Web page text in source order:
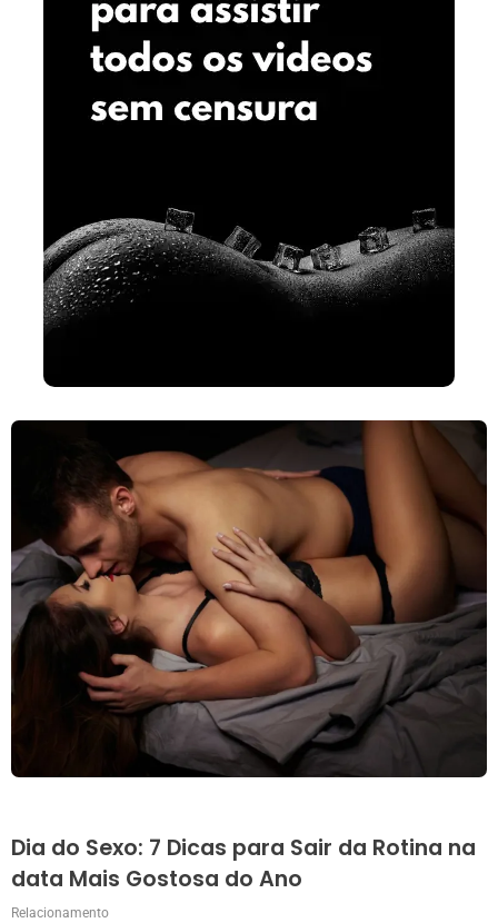
Dia do Sexo: 7 Dicas para Sair da Rotina na
data Mais Gostosa do Ano
Relacionamento